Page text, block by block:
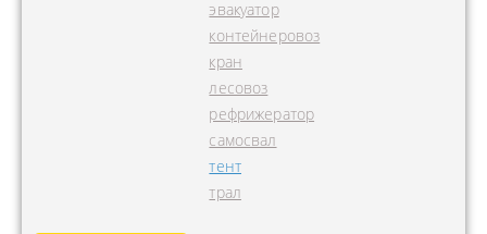
эвакуатор
контейнеровоз
кран
лесовоз
рефрижератор
самосвал
тент
трал